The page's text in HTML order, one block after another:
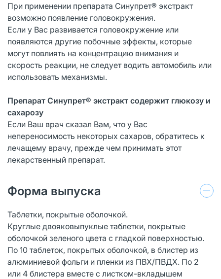
При применении препарата Синупрет® экстракт
возможно появление головокружения.
Если у Вас развивается головокружение или
появляются другие побочные эффекты, которые
могут повлиять на концентрацию внимания и
скорость реакции, не следует водить автомобиль или
использовать механизмы.
Препарат Синупрет® экстракт содержит глюкозу и
сахарозу
Если Ваш врач сказал Вам, что у Вас
непереносимость некоторых сахаров, обратитесь к
лечащему врачу, прежде чем принимать этот
лекарственный препарат.
Форма выпуска
Таблетки, покрытые оболочкой.
Круглые двояковыпуклые таблетки, покрытые
оболочкой зеленого цвета с гладкой поверхностью.
По 10 таблеток, покрытых оболочкой, в блистер из
алюминиевой фольги и пленки из ПВХ/ПВДХ. По 2
или 4 блистера вместе с листком-вкладышем